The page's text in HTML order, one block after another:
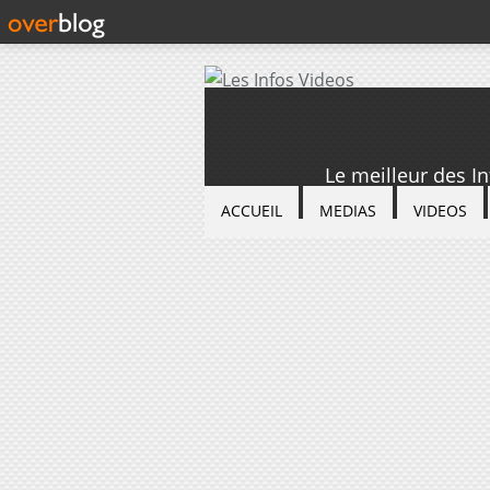
Le meilleur des
ACCUEIL MEDIAS VIDEOS